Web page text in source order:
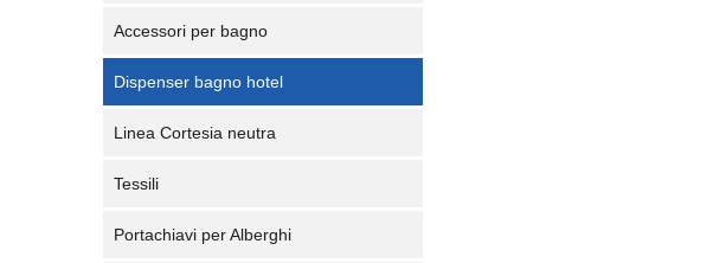
Accessori per bagno
Dispenser bagno hotel
Linea Cortesia neutra
Tessili
Portachiavi per Alberghi